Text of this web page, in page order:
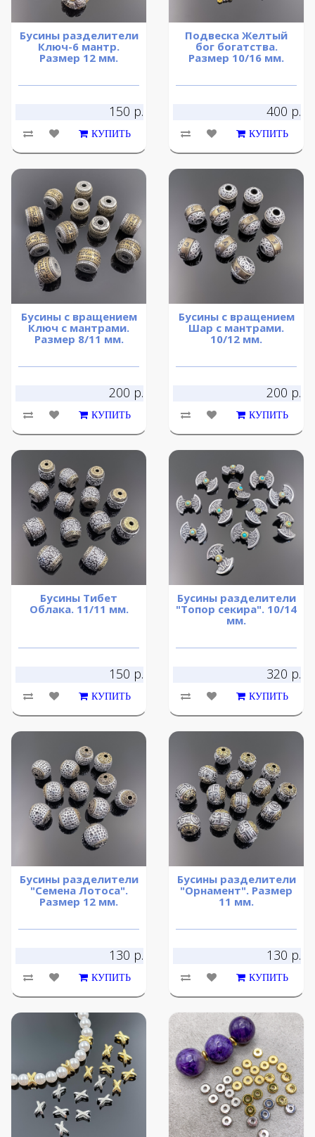
Бусины разделители
Ключ-6 мантр.
Размер 12 мм.
150 р.
КУПИТЬ
Подвеска Желтый
бог богатства.
Размер 10/16 мм.
400 р.
КУПИТЬ
Бусины с вращением
Ключ с мантрами.
Размер 8/11 мм.
200 р.
КУПИТЬ
Бусины с вращением
Шар с мантрами.
10/12 мм.
200 р.
КУПИТЬ
Бусины Тибет
Облака. 11/11 мм.
150 р.
КУПИТЬ
Бусины разделители
"Топор секира". 10/14
мм.
320 р.
КУПИТЬ
Бусины разделители
"Семена Лотоса".
Размер 12 мм.
130 р.
КУПИТЬ
Бусины разделители
"Орнамент". Размер
11 мм.
130 р.
КУПИТЬ